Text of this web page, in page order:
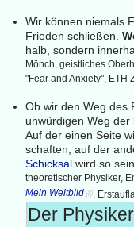
Wir können niemals
Frieden schließen.
halb, sondern
Mönch, geistliches
"Fear and Anxiety", ETH
Ob wir den Weg des
unwürdigen Weg
Auf der einen Seite
schaften, auf der
Schicksal wird so
theoretischer Physiker,
Mein Weltbild
,
Der